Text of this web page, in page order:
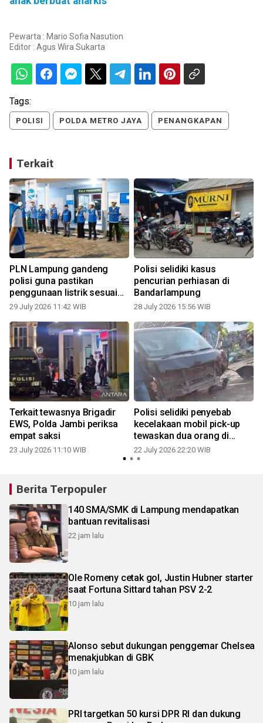
Pewarta : Mario Sofia Nasution
Editor : Agus Wira Sukarta
Tags:
POLISI POLDA METRO JAYA PENANGKAPAN
Terkait
PLN Lampung gandeng
polisi guna pastikan
penggunaan listrik sesuai
aturan
29 July 2026 11:42 WIB
Polisi selidiki kasus
pencurian perhiasan di
Bandarlampung
28 July 2026 15:56 WIB
Terkait tewasnya Brigadir
EWS, Polda Jambi periksa
empat saksi
23 July 2026 11:10 WIB
Polisi selidiki penyebab
kecelakaan mobil pick-up
tewaskan dua orang di
Kalianda
22 July 2026 22:20 WIB
Berita Terpopuler
140 SMA/SMK di Lampung mendapatkan
bantuan revitalisasi
22 jam lalu
Ole Romeny cetak gol, Justin Hubner starter
saat Fortuna Sittard tahan PSV 2-2
10 jam lalu
Alonso sebut dukungan penggemar Chelsea
menakjubkan di GBK
10 jam lalu
PRI targetkan 50 kursi DPR RI dan dukung